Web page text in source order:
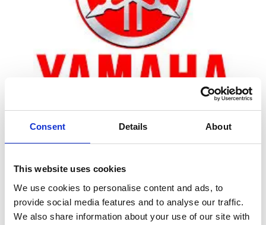
Consent Details About
This website uses cookies
We use cookies to personalise content and ads, to
provide social media features and to analyse our traffic.
We also share information about your use of our site with
Leveringstid er 5-6 dag(e)
Model/varenr.: 6R5412370000